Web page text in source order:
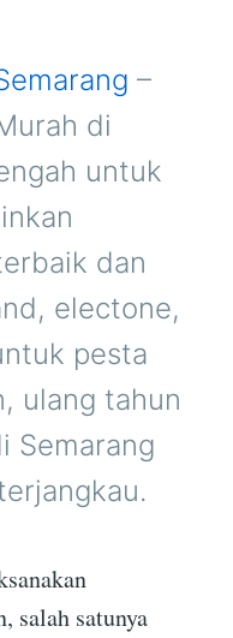
–
di
untuk
dan
electone,
pesta
ulang tahun
Semarang
salah satunya